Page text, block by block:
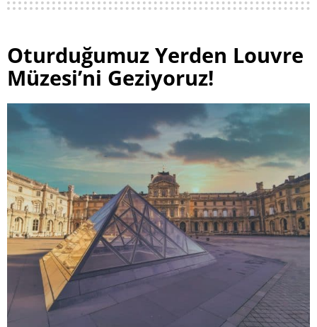
Oturduğumuz Yerden Louvre
Müzesi’ni Geziyoruz!